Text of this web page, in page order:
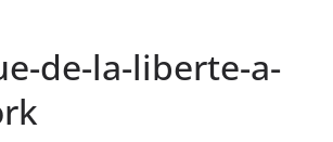
de-la-liberte-a-